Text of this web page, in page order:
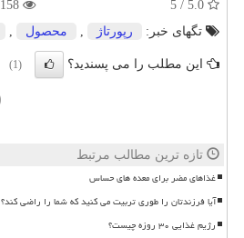
تگهای خبر:
رپورتاژ محصول
این مطلب را می پسندید؟ (1)
تازه ترین مطالب مرتبط
غذاهای مضر برای معده های حساس
آیا فرزندتان را طوری تربیت می کنید که شما را راضی کند؟
رژیم غذایی ۳۰ روزه چیست؟